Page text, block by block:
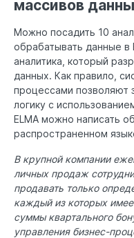
массивов
Можно посадить 10
обрабатывать данные в
аналитика, который
данных. Как правило,
процессами позволяют
логику с
ELMA можно написать
распространенном
В крупной компании
личных продаж
продавать только
каждый из которых
суммы квартального
управления бизнес-